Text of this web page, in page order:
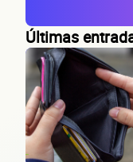
Últimas
Razón social
RFC de la
Lo usamos solo para